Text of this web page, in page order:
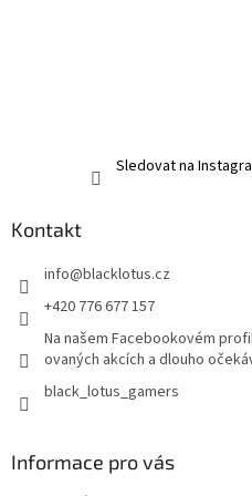
Sledovat na
Kontakt
info@blacklotus.cz
+420 776 677 157
Na našem Facebookovém
ovaných akcích a dlouho
black_lotus_gamers
Informace pro vás